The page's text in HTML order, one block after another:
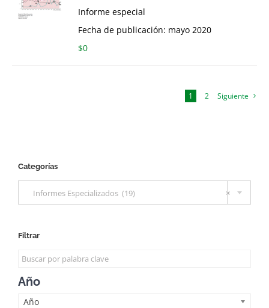
Informe especial
Fecha de publicación: mayo 2020
$0
1 2 Siguiente
Categorías
×
Informes Especializados (19)
Filtrar
Año
Año